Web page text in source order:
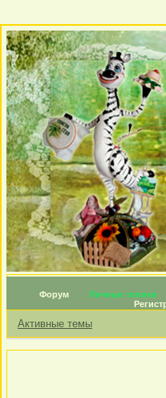
Форум Личные топики
Активные темы